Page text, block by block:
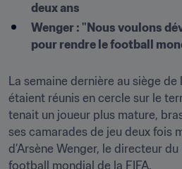
deux ans
Wenger : "Nous voulons
pour rendre le football
La semaine dernière au siège de
étaient réunis en cercle sur le
tenait un joueur plus mature,
ses camarades de jeu deux fois
d’Arsène Wenger, le directeur
football mondial de la FIFA.